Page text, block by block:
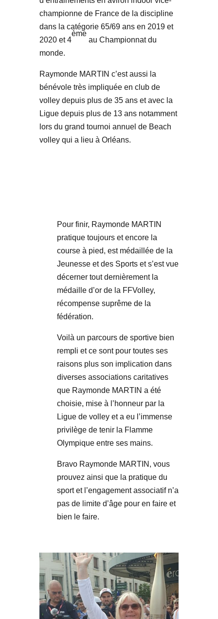
championne de France de la discipline
dans la catégorie 65/69 ans en 2019 et
2020 et 4
ème
au Championnat du
monde.
Raymonde MARTIN c’est aussi la
bénévole très impliquée en club de
volley depuis plus de 35 ans et avec la
Ligue depuis plus de 13 ans notamment
lors du grand tournoi annuel de Beach
volley qui a lieu à Orléans.
Pour finir, Raymonde MARTIN
pratique toujours et encore la
course à pied, est médaillée de la
Jeunesse et des Sports et s’est vue
décerner tout dernièrement la
médaille d’or de la FFVolley,
récompense suprême de la
fédération.
Voilà un parcours de sportive bien
rempli et ce sont pour toutes ses
raisons plus son implication dans
diverses associations caritatives
que Raymonde MARTIN a été
choisie, mise à l’honneur par la
Ligue de volley et a eu l’immense
privilège de tenir la Flamme
Olympique entre ses mains.
Bravo Raymonde MARTIN, vous
prouvez ainsi que la pratique du
sport et l’engagement associatif n’a
pas de limite d’âge pour en faire et
bien le faire.